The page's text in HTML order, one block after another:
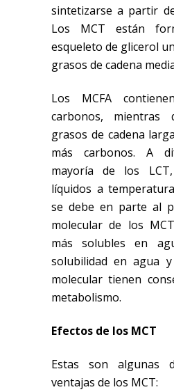
sintetizarse a partir
Los MCT están
esqueleto de glicerol
grasos de cadena
Los MCFA
carbonos, mientras
grasos de cadena
más carbonos. A
mayoría de los
líquidos a
se debe en parte al
molecular de los
más solubles en
solubilidad en agua
molecular tienen
metabolismo.
Efectos de los MCT
Estas son algunas
ventajas de los MCT: